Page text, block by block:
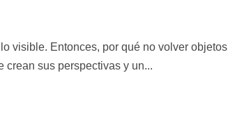
visible. Entonces, por qué no volver objetos
crean sus perspectivas y un...